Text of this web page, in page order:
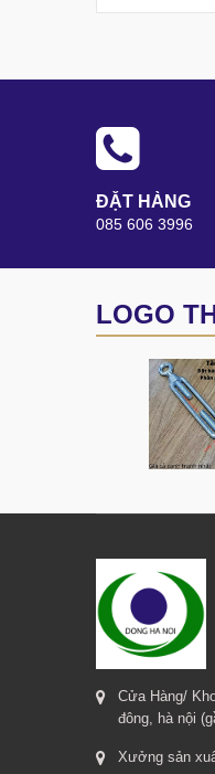
ĐẶT HÀNG
085 606 3996
LOGO
Cửa Hàng/
đông, hà nội
Xưởng sản